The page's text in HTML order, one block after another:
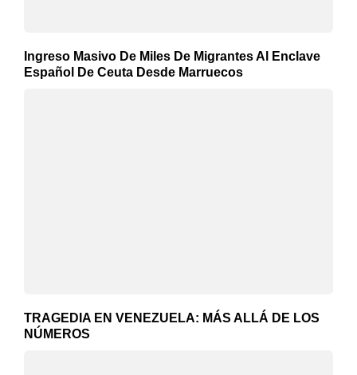
Ingreso Masivo De Miles De Migrantes Al Enclave
Español De Ceuta Desde Marruecos
TRAGEDIA EN VENEZUELA: MÁS ALLÁ DE LOS
NÚMEROS